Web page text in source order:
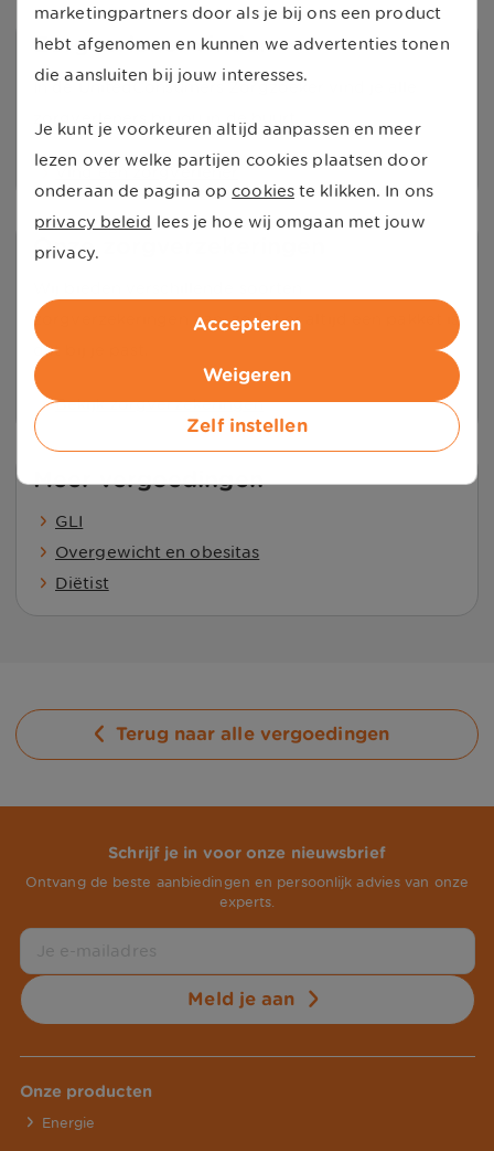
Zorgverlener vinden
In de UnitedConsumers Zorgzoeker vind je alle
Vind een zorgverlener
Onze zorgverzekeringen
zorgverzekeringen aan, zodat er altijd een pakket is
dat bij je past.
Bekijk zorgverzekeringen
Meer vergoedingen
GLI
Overgewicht en obesitas
Diëtist
Terug naar alle vergoedingen
Schrijf je in voor onze nieuwsbrief
Ontvang de beste aanbiedingen en persoonlijk advies van onze
experts.
Meld je aan
Onze producten
Energie
marketingpartners door als je bij ons een product
hebt afgenomen en kunnen we advertenties tonen
die aansluiten bij jouw interesses.
Je kunt je voorkeuren altijd aanpassen en meer
lezen over welke partijen cookies plaatsen door
onderaan de pagina op cookies te klikken. In ons
privacy beleid lees je hoe wij omgaan met jouw
privacy.
Accepteren
Weigeren
Zelf instellen